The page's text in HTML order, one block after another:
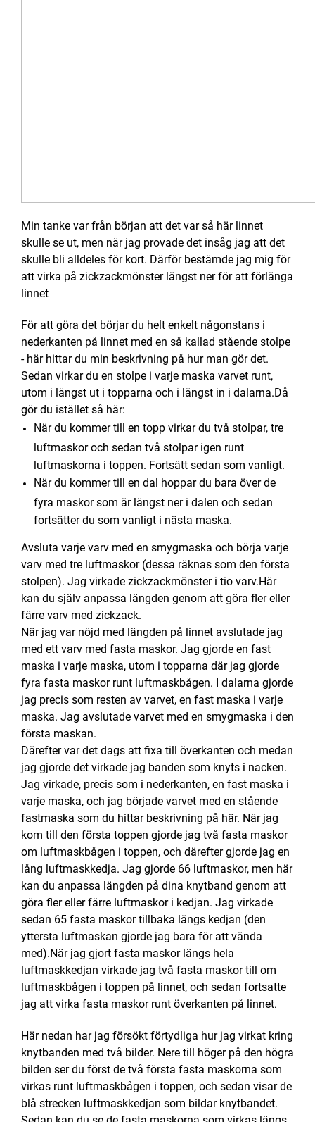
Min tanke var från början att det var så här linnet
skulle se ut, men när jag provade det insåg jag att det
skulle bli alldeles för kort. Därför bestämde jag mig för
att virka på zickzackmönster längst ner för att förlänga
linnet
För att göra det börjar du helt enkelt någonstans i
nederkanten på linnet med en så kallad stående stolpe
- här hittar du min beskrivning på hur man gör det.
Sedan virkar du en stolpe i varje maska varvet runt,
utom i längst ut i topparna och i längst in i dalarna.Då
gör du istället så här:
När du kommer till en topp virkar du två stolpar, tre
luftmaskor och sedan två stolpar igen runt
luftmaskorna i toppen. Fortsätt sedan som vanligt.
När du kommer till en dal hoppar du bara över de
fyra maskor som är längst ner i dalen och sedan
fortsätter du som vanligt i nästa maska.
Avsluta varje varv med en smygmaska och börja varje
varv med tre luftmaskor (dessa räknas som den första
stolpen). Jag virkade zickzackmönster i tio varv.Här
kan du själv anpassa längden genom att göra fler eller
färre varv med zickzack.
När jag var nöjd med längden på linnet avslutade jag
med ett varv med fasta maskor. Jag gjorde en fast
maska i varje maska, utom i topparna där jag gjorde
fyra fasta maskor runt luftmaskbågen. I dalarna gjorde
jag precis som resten av varvet, en fast maska i varje
maska. Jag avslutade varvet med en smygmaska i den
första maskan.
Därefter var det dags att fixa till överkanten och medan
jag gjorde det virkade jag banden som knyts i nacken.
Jag virkade, precis som i nederkanten, en fast maska i
varje maska, och jag började varvet med en stående
fastmaska som du hittar beskrivning på här. När jag
kom till den första toppen gjorde jag två fasta maskor
om luftmaskbågen i toppen, och därefter gjorde jag en
lång luftmaskkedja. Jag gjorde 66 luftmaskor, men här
kan du anpassa längden på dina knytband genom att
göra fler eller färre luftmaskor i kedjan. Jag virkade
sedan 65 fasta maskor tillbaka längs kedjan (den
yttersta luftmaskan gjorde jag bara för att vända
med).När jag gjort fasta maskor längs hela
luftmaskkedjan virkade jag två fasta maskor till om
luftmaskbågen i toppen på linnet, och sedan fortsatte
jag att virka fasta maskor runt överkanten på linnet.
Här nedan har jag försökt förtydliga hur jag virkat kring
knytbanden med två bilder. Nere till höger på den högra
bilden ser du först de två första fasta maskorna som
virkas runt luftmaskbågen i toppen, och sedan visar de
blå strecken luftmaskkedjan som bildar knytbandet.